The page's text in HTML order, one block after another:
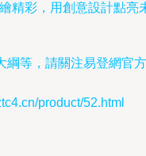
精彩，用創意設計點亮
綱等，請關注易登網官方
product/52.html